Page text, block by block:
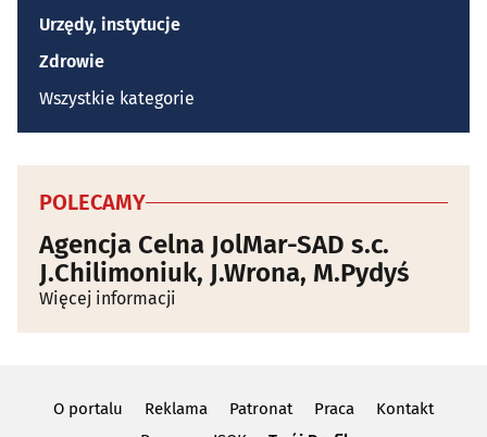
Urzędy, instytucje
Zdrowie
Wszystkie kategorie
POLECAMY
Agencja Celna JolMar-SAD s.c.
J.Chilimoniuk, J.Wrona, M.Pydyś
Więcej informacji
O portalu Reklama Patronat Praca
Kontakt